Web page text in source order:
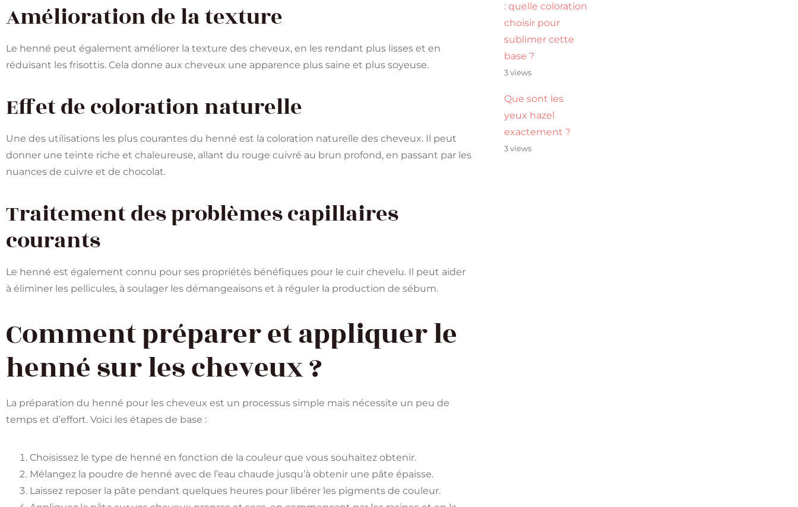
Amélioration de la texture
Le henné peut également améliorer la texture des cheveux, en les rendant plus lisses et en
réduisant les frisottis. Cela donne aux cheveux une apparence plus saine et plus soyeuse.
Effet de coloration naturelle
Une des utilisations les plus courantes du henné est la coloration naturelle des cheveux. Il peut
donner une teinte riche et chaleureuse, allant du rouge cuivré au brun profond, en passant par les
nuances de cuivre et de chocolat.
Traitement des problèmes capillaires
courants
Le henné est également connu pour ses propriétés bénéfiques pour le cuir chevelu. Il peut aider
à éliminer les pellicules, à soulager les démangeaisons et à réguler la production de sébum.
Comment préparer et appliquer le
henné sur les cheveux ?
La préparation du henné pour les cheveux est un processus simple mais nécessite un peu de
temps et d’effort. Voici les étapes de base :
Choisissez le type de henné en fonction de la couleur que vous souhaitez obtenir.
Mélangez la poudre de henné avec de l’eau chaude jusqu’à obtenir une pâte épaisse.
Laissez reposer la pâte pendant quelques heures pour libérer les pigments de couleur.
: quelle coloration
choisir pour
sublimer cette
base ?
3 views
Que sont les
yeux hazel
exactement ?
3 views